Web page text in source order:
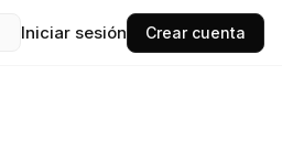
Iniciar sesión Crear cuenta